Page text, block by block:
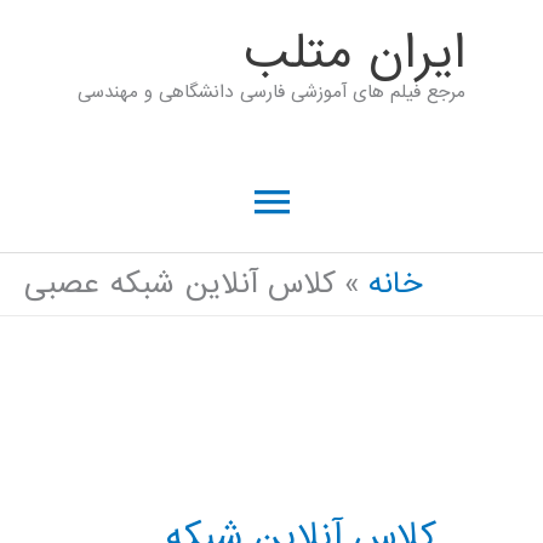
ايران متلب
مرجع فیلم های آموزشی فارسی دانشگاهی و مهندسی
فهرست
اصلی
خانه کلاس آنلاین شبکه عصبی